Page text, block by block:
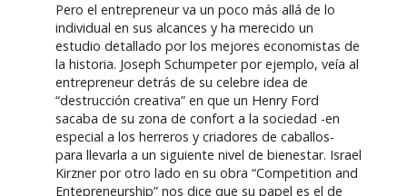
Pero el entrepreneur va un poco más allá de lo
individual en sus alcances y ha merecido un
estudio detallado por los mejores economistas de
la historia. Joseph Schumpeter por ejemplo, veía al
entrepreneur detrás de su celebre idea de
“destrucción creativa” en que un Henry Ford
sacaba de su zona de confort a la sociedad -en
especial a los herreros y criadores de caballos-
para llevarla a un siguiente nivel de bienestar. Israel
Kirzner por otro lado en su obra “Competition and
Entepreneurship” nos dice que su papel es el de